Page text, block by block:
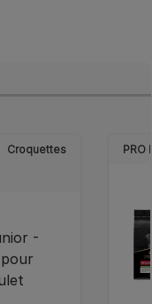
Croquettes
-
PRO